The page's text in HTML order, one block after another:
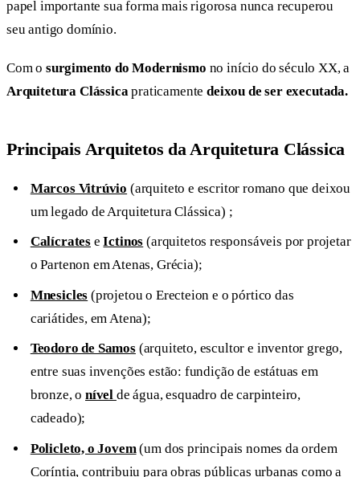
papel importante sua forma mais rigorosa nunca recuperou
seu antigo domínio.
Com o surgimento do Modernismo no início do século XX, a
Arquitetura Clássicapraticamentedeixou de ser executada.
Principais Arquitetos da Arquitetura Clássica
Marcos Vitrúvio (arquiteto e escritor romano que deixou
um legado de Arquitetura Clássica) ;
Calícrates eIctinos (arquitetos responsáveis por projetar
o Partenon em Atenas, Grécia);
Mnesicles (projetou o Erecteion e o pórtico das
cariátides, em Atena);
Teodoro de Samos(arquiteto, escultor e inventor grego,
entre suas invenções estão: fundição de estátuas em
bronze, o nível de água, esquadro de carpinteiro,
cadeado);
Policleto, o Jovem(um dos principais nomes da ordem
Coríntia, contribuiu para obras públicas urbanas como a